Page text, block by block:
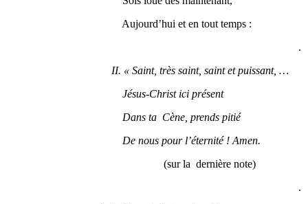
Aujourd’hui et en tout temps :
.
II. « Saint, très saint, saint et puissant, …
Jésus-Christ ici présent
Dans ta Cène, prends pitié
De nous pour l’éternité ! Amen.
(sur la dernière note)
.